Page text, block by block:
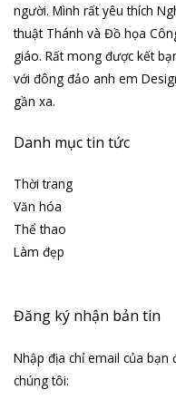
người. Mình rất yêu thích
thuật Thánh và Đồ họa
giáo. Rất mong được kết
với đông đảo anh em
gần xa.
Danh mục tin tức
Thời trang
Văn hóa
Thể thao
Làm đẹp
Đăng ký nhận bản tin
Nhập địa chỉ email của bạn
chúng tôi: